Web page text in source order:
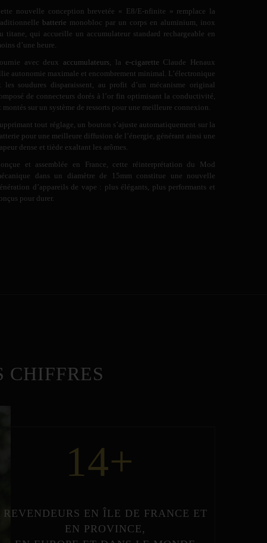
nouvelle conception brevetée « E8/E-nfinite » remplace la
batterie monobloc par un corps en aluminium, inox
titane, qui accueille un accumulateur standard rechargeable en
d’une heure.
avec deux accumulateurs , la e-cigarette Claude Henaux
autonomie maximale et encombrement minimal. L’électronique
les soudures disparaissent, au profit d’un mécanisme original
de connecteurs dorés à l’or fin optimisant la conductivité,
montés sur un système de ressorts pour une meilleure connexion.
tout réglage, un bouton s’ajuste automatiquement sur la
pour une meilleure diffusion de l’énergie, générant ainsi une
dense et tiède exaltant les arômes.
et assemblée en France, cette réinterprétation du Mod
dans un diamètre de 15mm constitue une nouvelle
d’appareils de vape : plus élégants, plus performants et
pour durer.
CHIFFRES
14+
REVENDEURS EN ÎLE DE FRANCE ET
EN PROVINCE,